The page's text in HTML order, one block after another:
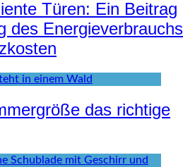
Türen: Ein Beitrag
des Energieverbrauchs
das richtige